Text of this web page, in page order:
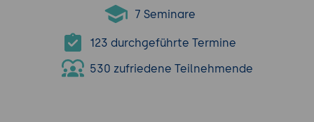
7 Seminare
123 durchgeführte Termine
530 zufriedene Teilnehmende